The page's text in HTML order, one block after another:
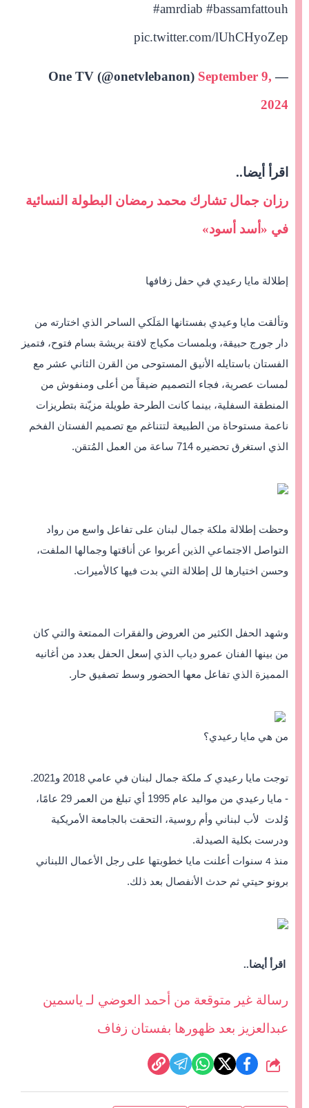
#amrdiab #bassamfattouh
pic.twitter.com/lUhCHyoZep
— One TV (@onetvlebanon)
September 9,
2024
اقرأ أيضا..
رزان جمال تشارك محمد رمضان البطولة النسائية
في «أسد أسود»
إطلالة مايا رعيدي في حفل زفافها
وتألقت مايا وعيدي بفستانها المَلَكي الساحر الذي اختارته من
دار جورج حبيقة، وبلمسات مكياج لافتة بريشة بسام فتوح، فتميز
الفستان باستايله الأنيق المستوحى من القرن الثاني عشر مع
لمسات عصرية، فجاء التصميم ضيقاً من أعلى ومنفوش من
المنطقة السفلية، بينما كانت الطرحة طويلة مزيّنة بتطريزات
ناعمة مستوحاة من الطبيعة لتتناغم مع تصميم الفستان الفخم
الذي استغرق تحضيره 714 ساعة من العمل المُتقن.
وحظت إطلالة ملكة جمال لبنان على تفاعل واسع من رواد
التواصل الاجتماعي الذين أعربوا عن أناقتها وجمالها الملفت،
وحسن اختيارها لل إطلالة التي بدت فيها كالأميرات.
وشهد الحفل الكثير من العروض والفقرات الممتعة والتي كان
من بينها الفنان عمرو دياب الذي إسعل الحفل بعدد من أغانيه
المميزة الذي تفاعل معها الحضور وسط تصفيق حار.
من هي مايا رعيدي؟
توجت مايا رعيدي كـ ملكة جمال لبنان في عامي 2018 و2021.
- مايا رعيدي من مواليد عام 1995 أي تبلغ من العمر 29 عامًا،
وُلدت لأب لبناني وأم روسية، التحقت بالجامعة الأمريكية
ودرست بكلية الصيدلة.
منذ 4 سنوات أعلنت مايا خطوبتها على رجل الأعمال اللبناني
برونو حيتي ثم حدث الأنفصال بعد ذلك.
اقرأ أيضا..
رسالة غير متوقعة من أحمد العوضي لـ ياسمين
عبدالعزيز بعد ظهورها بفستان زفاف
شارك